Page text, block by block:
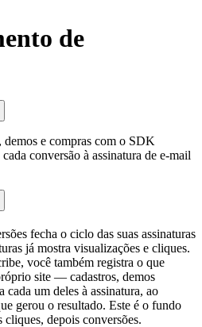
de
demos e compras com o SDK
conversão à assinatura de e-mail
fecha o ciclo das suas assinaturas
já mostra visualizações e cliques.
você também registra o que
site — cadastros, demos
um deles à assinatura, ao
gerou o resultado. Este é o fundo
depois conversões.